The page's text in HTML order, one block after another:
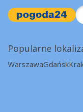
Popularne
WarszawaGdańsk